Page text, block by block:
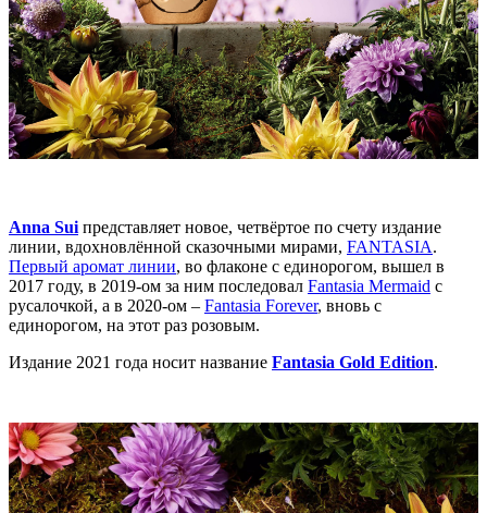
Anna Sui представляет новое, четвёртое по счету издание
линии, вдохновлённой сказочными мирами, FANTASIA.
Первый аромат линии, во флаконе с единорогом, вышел в
2017 году, в 2019-ом за ним последовал Fantasia Mermaid с
русалочкой, а в 2020-ом – Fantasia Forever, вновь с
единорогом, на этот раз розовым.
Издание 2021 года носит название Fantasia Gold Edition.